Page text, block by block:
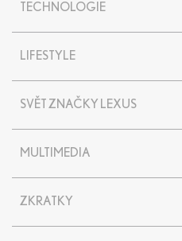
UX
UX 300e
NX
ES
LC
LM
TECHNOLOGIE
LIFESTYLE
SVĚT ZNAČKY LEXUS
30 let značky Lexus
Lexus centra
Encyklopedie
MULTIMEDIA
Akce
Ambasadoři
ZKRATKY